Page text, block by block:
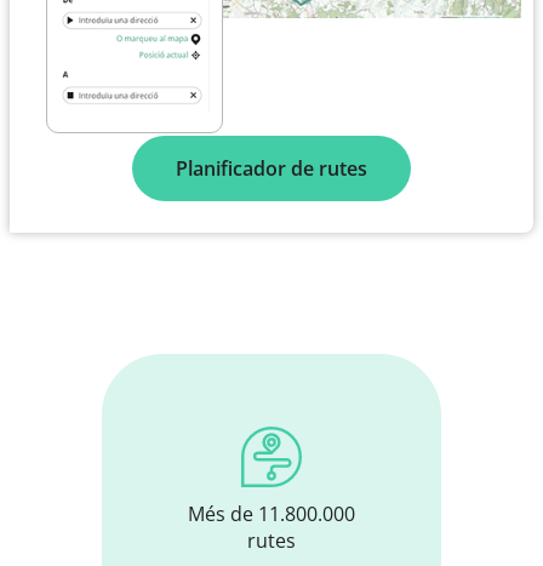
Planificador de rutes
Més de 11.800.000
rutes